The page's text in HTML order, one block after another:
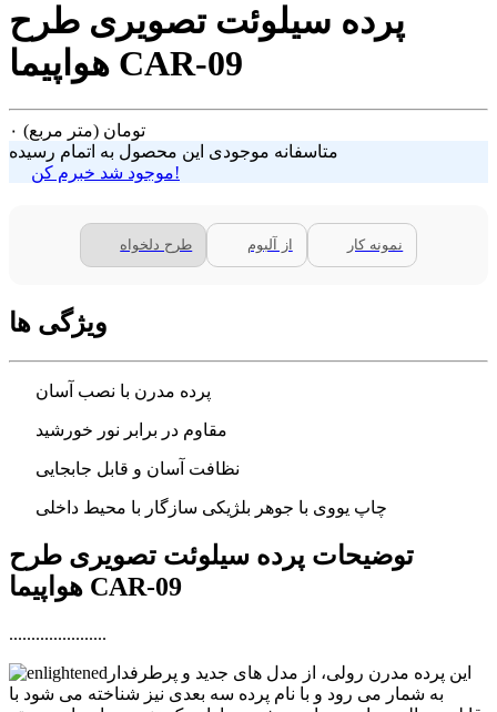
پرده سیلوئت تصویری طرح
هواپیما CAR-09
۰ تومان (متر مربع)
متاسفانه موجودی این محصول به اتمام رسیده
موجود شد خبرم کن!
طرح دلخواه از آلبوم نمونه کار
ویژگی ها
پرده مدرن با نصب آسان
مقاوم در برابر نور خورشید
نظافت آسان و قابل جابجایی
چاپ یووی با جوهر بلژیکی سازگار با محیط داخلی
توضیحات پرده سیلوئت تصویری طرح
هواپیما CAR-09
......................
این پرده مدرن رولی، از مدل های جدید و پرطرفدار
به شمار می رود و با نام پرده سه بعدی نیز شناخته می شود با